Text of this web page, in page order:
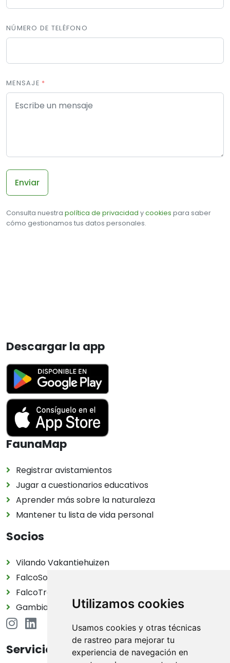
Utilizamos cookies
Usamos cookies y otras técnicas
de rastreo para mejorar tu
experiencia de navegación en
NÚMERO DE TELÉFONO
MENSAJE
Enviar
Consulta nuestra política de privacidad ycookies para saber
cómo gestionamos tus datos personales.
Descargar la app
FaunaMap
Registrar avistamientos
Jugar a cuestionarios educativos
Aprender más sobre la naturaleza
Mantener tu lista de vida personal
Socios
Vilando Vakantiehuizen
FalcoSolutions
FalcoTravel
Gambia Birding Tours
Servicio